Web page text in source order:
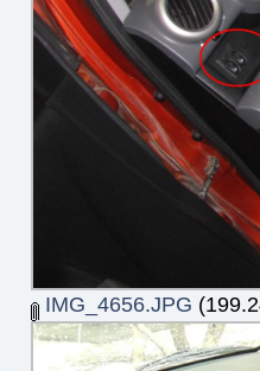
IMG_4656.JPG